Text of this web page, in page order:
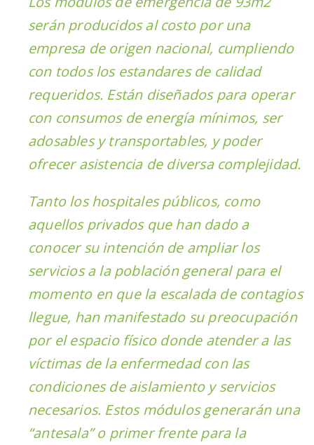
serán producidos al costo por una
empresa de origen nacional, cumpliendo
con todos los estandares de calidad
requeridos. Están diseñados para operar
con consumos de energía mínimos, ser
adosables y transportables, y poder
ofrecer asistencia de diversa complejidad.
Tanto los hospitales públicos, como
aquellos privados que han dado a
conocer su intención de ampliar los
servicios a la población general para el
momento en que la escalada de contagios
llegue, han manifestado su preocupación
por el espacio físico donde atender a las
víctimas de la enfermedad con las
condiciones de aislamiento y servicios
necesarios. Estos módulos generarán una
“antesala” o primer frente para la